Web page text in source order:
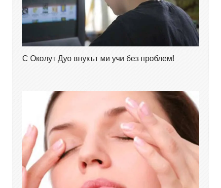
С Околут Дуо внукът ми учи без проблем!